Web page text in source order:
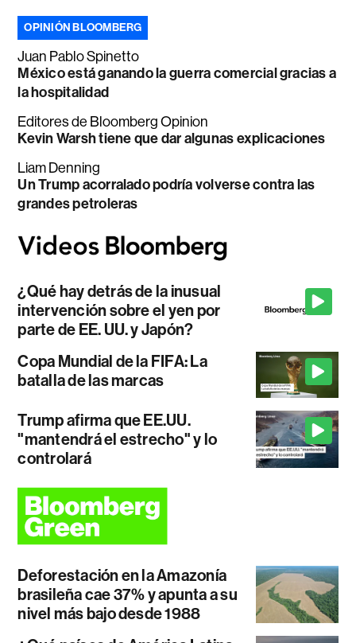
OPINIÓN BLOOMBERG
Juan Pablo Spinetto
México está ganando la guerra comercial gracias a
la hospitalidad
Editores de Bloomberg Opinion
Kevin Warsh tiene que dar algunas explicaciones
Liam Denning
Un Trump acorralado podría volverse contra las
grandes petroleras
¿Qué hay detrás de la inusual
intervención sobre el yen por
parte de EE. UU. y Japón?
Copa Mundial de la FIFA: La
batalla de las marcas
Trump afirma que EE.UU.
"mantendrá el estrecho" y lo
controlará
Deforestación en la Amazonía
brasileña cae 37% y apunta a su
nivel más bajo desde 1988